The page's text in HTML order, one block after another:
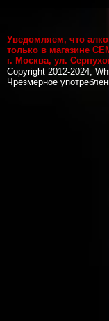
Уведомляем, что
только в магазине
г. Москва, ул.
Copyright 2012-2024,
Чрезмерное